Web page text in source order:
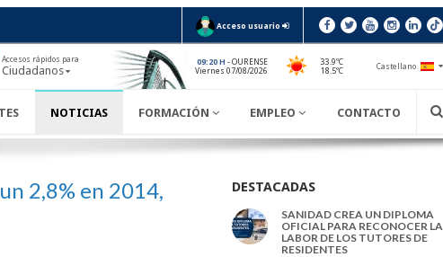
Acceso usuario
Accesos rápidos para
Ciudadanos
09:20 H - OURENSE
Viernes 07/08/2026
33.9ºC
18.5ºC
Castellano
NOTICIAS FORMACIÓN EMPLEO CONTACTO
2,8% en 2014,
DESTACADAS
SANIDAD CREA UN DIPLOMA
OFICIAL PARA RECONOCER LA
LABOR DE LOS TUTORES DE
RESIDENTES